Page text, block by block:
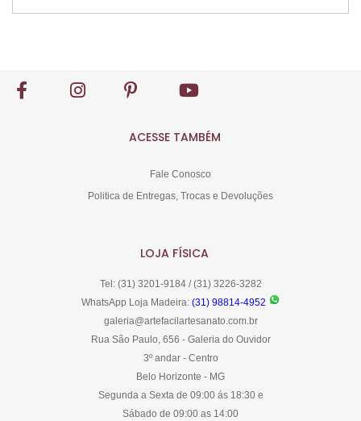
ACESSE TAMBÉM
Fale Conosco
Politica de Entregas, Trocas e Devoluções
LOJA FÍSICA
Tel: (31) 3201-9184 / (31) 3226-3282
WhatsApp Loja Madeira: (31) 98814-4952
galeria@artefacilartesanato.com.br
Rua São Paulo, 656 - Galeria do Ouvidor
3º andar - Centro
Belo Horizonte - MG
Segunda a Sexta de 09:00 ás 18:30 e
Sábado de 09:00 as 14:00